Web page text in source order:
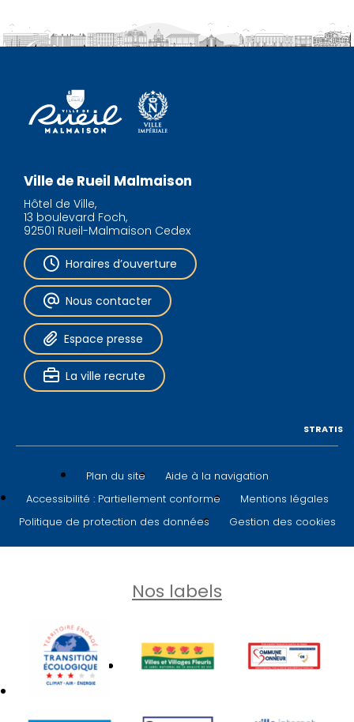
Ville de Rueil Malmaison
Hôtel de Ville,
13 boulevard Foch,
92501 Rueil-Malmaison Cedex
Horaires d’ouverture
Nous contacter
Espace presse
La ville recrute
Plan du site
Aide à la navigation
Accessibilité : Partiellement conforme
Mentions légales
Politique de protection des données
Gestion des cookies
STRATIS
Nos labels